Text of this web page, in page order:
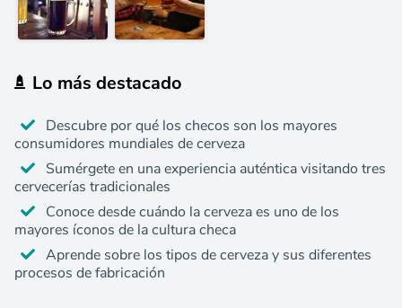
Lo más destacado
Descubre por qué los checos son los mayores
consumidores mundiales de cerveza
Sumérgete en una experiencia auténtica visitando tres
cervecerías tradicionales
Conoce desde cuándo la cerveza es uno de los
mayores íconos de la cultura checa
Aprende sobre los tipos de cerveza y sus diferentes
procesos de fabricación